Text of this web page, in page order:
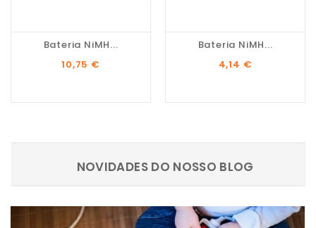
Bateria NiMH...
Preço
10,75 €
Bateria NiMH...
Preço
4,14 €
NOVIDADES DO NOSSO BLOG